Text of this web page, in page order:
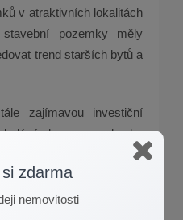
v atraktivních lokalitách
pozemky měly
trend starších bytů a
zajímavou investiční
dnes pozemky ke
zdarma
nemovitosti